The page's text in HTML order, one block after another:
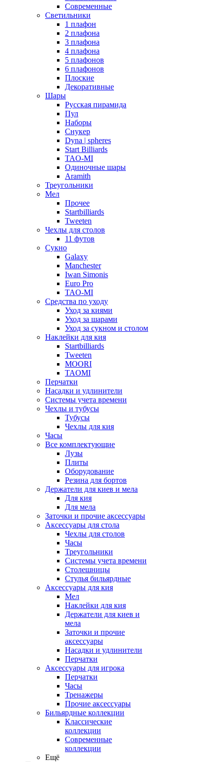
Современные
Светильники
1 плафон
2 плафона
3 плафона
4 плафона
5 плафонов
6 плафонов
Плоские
Декоративные
Шары
Русская пирамида
Пул
Наборы
Снукер
Dyna | spheres
Start Billiards
TAO-MI
Одиночные шары
Aramith
Треугольники
Мел
Прочее
Startbilliards
Tweeten
Чехлы для столов
11 футов
Сукно
Galaxy
Manchester
Iwan Simonis
Euro Pro
TAO-MI
Средства по уходу
Уход за киями
Уход за шарами
Уход за сукном и столом
Наклейки для кия
Startbilliards
Tweeten
MOORI
TAOMI
Перчатки
Насадки и удлинители
Системы учета времени
Чехлы и тубусы
Тубусы
Чехлы для кия
Часы
Все комплектующие
Лузы
Плиты
Оборудование
Резина для бортов
Держатели для киев и мела
Для кия
Для мела
Заточки и прочие аксессуары
Аксессуары для стола
Чехлы для столов
Часы
Треугольники
Системы учета времени
Столешницы
Стулья бильярдные
Аксессуары для кия
Мел
Наклейки для кия
Держатели для киев и
мела
Заточки и прочие
аксессуары
Насадки и удлинители
Перчатки
Аксессуары для игрока
Перчатки
Часы
Тренажеры
Прочие аксессуары
Бильярдные коллекции
Классические
коллекции
Современные
коллекции
Ещё